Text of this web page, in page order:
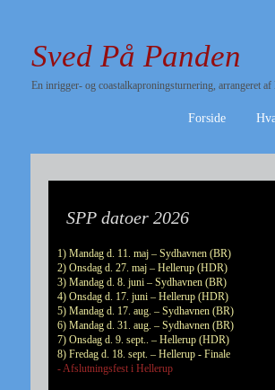
Sved På Panden
En inrigger- og coastalkaproningsturnering, arrangeret
Forside
SPP datoer 2026
1) Mandag d. 11. maj – Sydhavnen (BR)
2) Onsdag d. 27. maj – Hellerup (HDR)
3) Mandag d. 8. juni – Sydhavnen (BR)
4) Onsdag d. 17. juni – Hellerup (HDR)
5) Mandag d. 17. aug. – Sydhavnen (BR)
6) Mandag d. 31. aug. – Sydhavnen (BR)
7) Onsdag d. 9. sept.. – Hellerup (HDR)
8) Fredag d. 18. sept. – Hellerup - Finale
- Afslutningsfest i Hellerup